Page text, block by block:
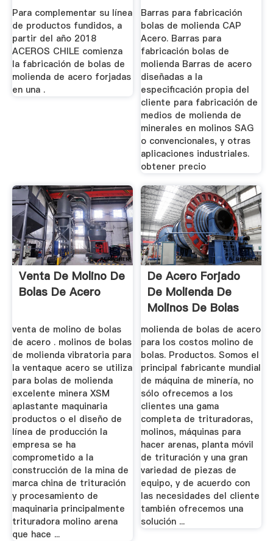
Para complementar su línea
de productos fundidos, a
partir del año 2018
ACEROS CHILE comienza
la fabricación de bolas de
molienda de acero forjadas
en una .
Molino De Bolas
Barras para fabricación
bolas de molienda CAP
Acero. Barras para
fabricación bolas de
molienda Barras de acero
diseñadas a la
especificación propia del
cliente para fabricación de
medios de molienda de
minerales en molinos SAG
o convencionales, y otras
aplicaciones industriales.
obtener precio
Venta De Molino De
Bolas De Acero
venta de molino de bolas
de acero . molinos de bolas
de molienda vibratoria para
la ventaque acero se utiliza
para bolas de molienda
excelente minera XSM
aplastante maquinaria
productos o el diseño de
línea de producción la
empresa se ha
comprometido a la
construcción de la mina de
marca china de trituración
y procesamiento de
maquinaria principalmente
trituradora molino arena
que hace ...
De Acero Forjado
De Molienda De
Molinos De Bolas
molienda de bolas de acero
para los costos molino de
bolas. Productos. Somos el
principal fabricante mundial
de máquina de minería, no
sólo ofrecemos a los
clientes una gama
completa de trituradoras,
molinos, máquinas para
hacer arenas, planta móvil
de trituración y una gran
variedad de piezas de
equipo, y de acuerdo con
las necesidades del cliente
también ofrecemos una
solución ...